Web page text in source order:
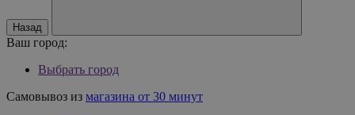
Назад
Ваш город:
Выбрать город
Самовывоз из магазина от 30 минут